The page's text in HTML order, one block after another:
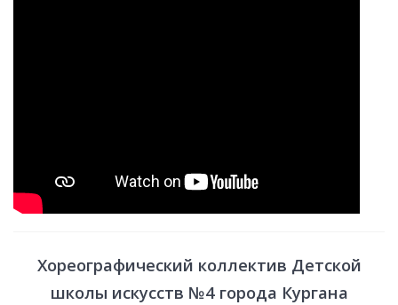
Хореографический коллектив Детской
школы искусств №4 города Кургана